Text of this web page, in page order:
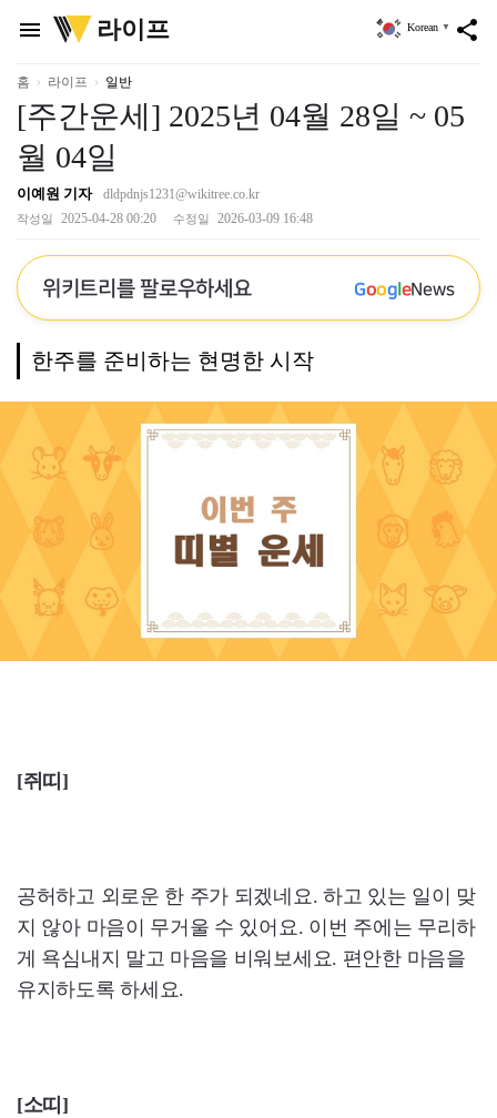
menu
위
키
리
라이프 share
Korean ▼
홈 라이프 일반
[주간운세] 2025년 04월 28일 ~ 05
월 04일
이예원 기자 dldpdnjs1231@wikitree.co.kr
작성일 2025-04-28 00:20 수정일 2026-03-09 16:48
위키트리를 팔로우하세요 GoogleNews
한주를 준비하는 현명한 시작
[쥐띠]
공허하고 외로운 한 주가 되겠네요. 하고 있는 일이 맞
지 않아 마음이 무거울 수 있어요. 이번 주에는 무리하
게 욕심내지 말고 마음을 비워보세요. 편안한 마음을
유지하도록 하세요.
[소띠]